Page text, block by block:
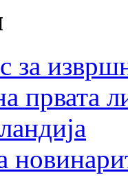
за
првата